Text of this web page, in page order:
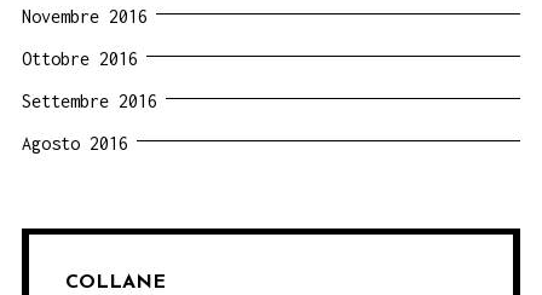
Novembre 2016
Ottobre 2016
Settembre 2016
Agosto 2016
COLLANE